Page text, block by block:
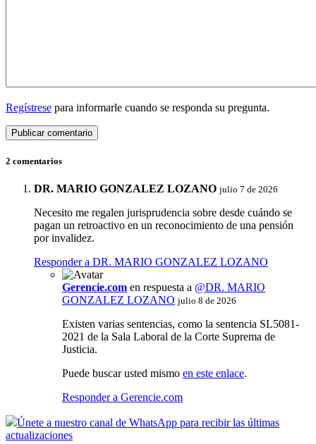
Regístrese para informarle cuando se responda su pregunta.
2 comentarios
DR. MARIO GONZALEZ LOZANO julio 7 de 2026
Necesito me regalen jurisprudencia sobre desde cuándo se
pagan un retroactivo en un reconocimiento de una pensión
por invalidez.
Responder a DR. MARIO GONZALEZ LOZANO
Gerencie.com en respuesta a @DR. MARIO
GONZALEZ LOZANO julio 8 de 2026
Existen varias sentencias, como la sentencia SL5081-
2021 de la Sala Laboral de la Corte Suprema de
Justicia.
Puede buscar usted mismo en este enlace.
Responder a Gerencie.com
Únete a nuestro canal de WhatsApp para recibir las últimas
actualizaciones